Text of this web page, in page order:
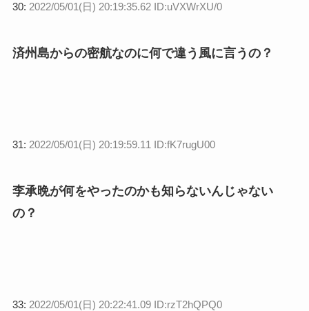
30: 2022/05/01(日) 20:19:35.62 ID:uVXWrXU/0
済州島からの密航なのに何で違う風に言うの？
31: 2022/05/01(日) 20:19:59.11 ID:fK7rugU00
李承晩が何をやったのかも知らないんじゃない
の？
33: 2022/05/01(日) 20:22:41.09 ID:rzT2hQPQ0